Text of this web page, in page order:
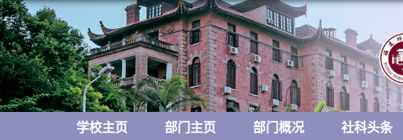
学校主页 部门主页 部门概况 社科头条